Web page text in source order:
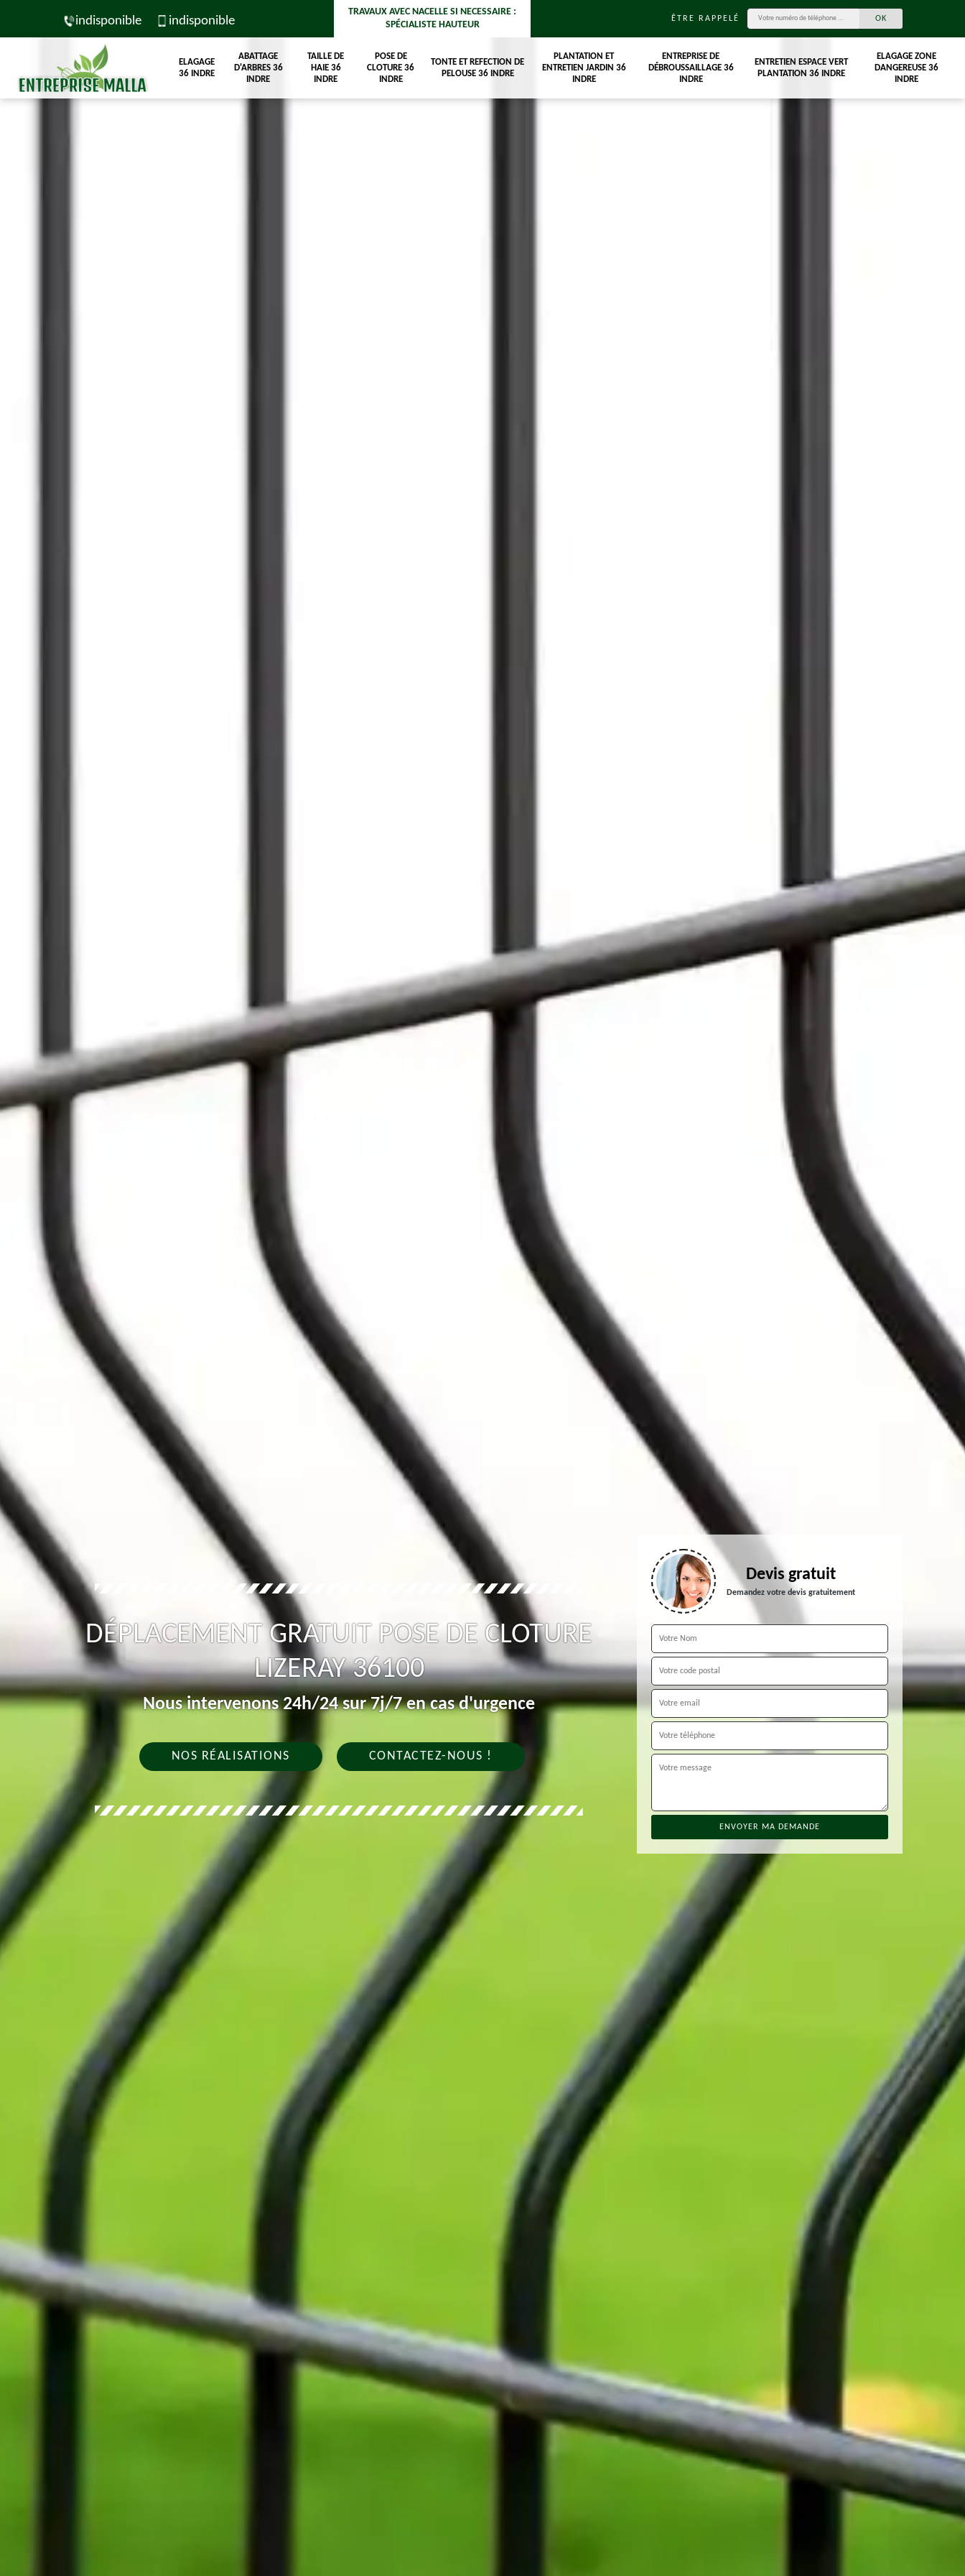
indisponible indisponible
TRAVAUX AVEC NACELLE SI NECESSAIRE :
SPÉCIALISTE HAUTEUR
ÊTRE RAPPELÉ
ELAGAGE
36 INDRE
ABATTAGE
D'ARBRES 36
INDRE
TAILLE DE
HAIE 36
INDRE
POSE DE
CLOTURE 36
INDRE
TONTE ET REFECTION DE
PELOUSE 36 INDRE
PLANTATION ET
ENTRETIEN JARDIN 36
INDRE
ENTREPRISE DE
DÉBROUSSAILLAGE 36
INDRE
ENTRETIEN ESPACE VERT
PLANTATION 36 INDRE
ELAGAGE ZONE
DANGEREUSE 36
INDRE
DÉPLACEMENT GRATUIT POSE DE CLOTURE
LIZERAY 36100
Nous intervenons 24h/24 sur 7j/7 en cas d'urgence
NOS RÉALISATIONS CONTACTEZ-NOUS !
Devis gratuit
Demandez votre devis gratuitement